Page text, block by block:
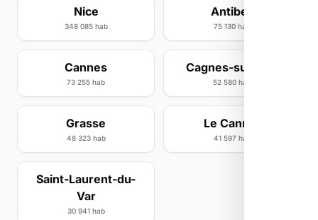
Nice
348 085 hab
Antibes
75 130 hab
Cannes
73 255 hab
Cagnes-sur-Mer
52 580 hab
Grasse
48 323 hab
Le Cannet
41 597 hab
Saint-Laurent-du-
Var
30 941 hab